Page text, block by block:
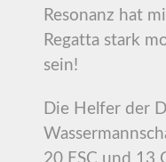
Resonanz hat
Regatta stark
sein!
Die Helfer der